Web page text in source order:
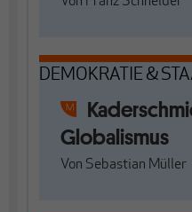
DEMOKRATIE &
Globalismus
Von Sebastian Müller